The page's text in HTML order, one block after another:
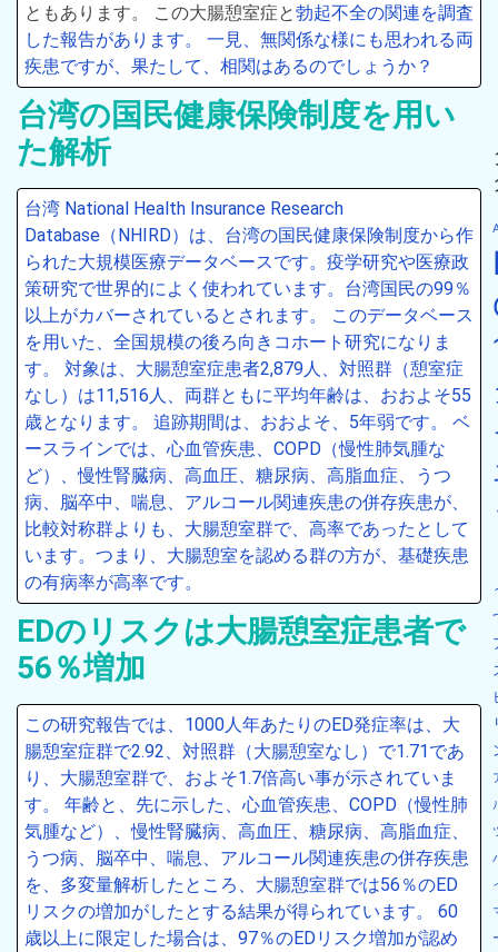
ともあります。 この大腸憩室症と勃起不全の関連を調査
した報告があります。 一見、無関係な様にも思われる両
疾患ですが、果たして、相関はあるのでしょうか？
台湾の国民健康保険制度を用い
た解析
台湾 National Health Insurance Research
Database（NHIRD）は、台湾の国民健康保険制度から作
られた大規模医療データベースです。疫学研究や医療政
策研究で世界的によく使われています。台湾国民の99％
以上がカバーされているとされます。 このデータベース
を用いた、全国規模の後ろ向きコホート研究になりま
す。 対象は、大腸憩室症患者2,879人、対照群（憩室症
なし）は11,516人、両群ともに平均年齢は、おおよそ55
歳となります。 追跡期間は、おおよそ、5年弱です。 ベ
ースラインでは、心血管疾患、COPD（慢性肺気腫な
ど）、慢性腎臓病、高血圧、糖尿病、高脂血症、うつ
病、脳卒中、喘息、アルコール関連疾患の併存疾患が、
比較対称群よりも、大腸憩室群で、高率であったとして
います。つまり、大腸憩室を認める群の方が、基礎疾患
の有病率が高率です。
EDのリスクは大腸憩室症患者で
56％増加
この研究報告では、1000人年あたりのED発症率は、大
腸憩室症群で2.92、対照群（大腸憩室なし）で1.71であ
り、大腸憩室群で、およそ1.7倍高い事が示されていま
す。 年齢と、先に示した、心血管疾患、COPD（慢性肺
気腫など）、慢性腎臓病、高血圧、糖尿病、高脂血症、
うつ病、脳卒中、喘息、アルコール関連疾患の併存疾患
を、多変量解析したところ、大腸憩室群では56％のED
リスクの増加がしたとする結果が得られています。 60
歳以上に限定した場合は、97％のEDリスク増加が認め